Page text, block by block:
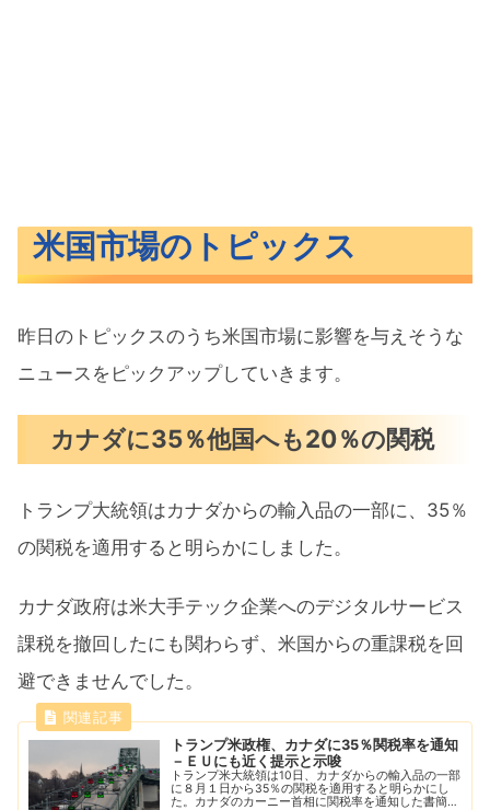
米国市場のトピックス
昨日のトピックスのうち米国市場に影響を与えそうな
ニュースをピックアップしていきます。
カナダに35％他国へも20％の関税
トランプ大統領はカナダからの輸入品の一部に、35％
の関税を適用すると明らかにしました。
カナダ政府は米大手テック企業へのデジタルサービス
課税を撤回したにも関わらず、米国からの重課税を回
避できませんでした。
トランプ米政権、カナダに35％関税率を通知
－ＥＵにも近く提示と示唆
トランプ米大統領は10日、カナダからの輸入品の一部
に８月１日から35％の関税を適用すると明らかにし
た。カナダのカーニー首相に関税率を通知した書簡を